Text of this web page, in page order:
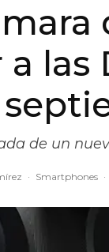
las
de un
· Smartphones ·